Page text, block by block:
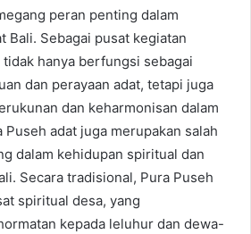
peran penting dalam
Bali. Sebagai pusat kegiatan
tidak hanya berfungsi sebagai
dan perayaan adat, tetapi juga
dan keharmonisan dalam
Puseh adat juga merupakan salah
dalam kehidupan spiritual dan
Secara tradisional, Pura Puseh
spiritual desa, yang
kepada leluhur dan dewa-